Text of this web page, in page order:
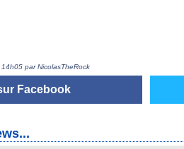
par NicolasTheRock
Facebook